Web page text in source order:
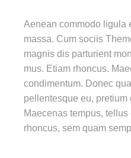
Aenean commodo ligula
massa. Cum sociis
magnis dis parturient
mus. Etiam rhoncus.
condimentum. Donec
pellentesque eu, pretium
Maecenas tempus,
rhoncus, sem quam